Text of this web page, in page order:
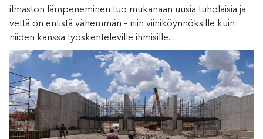
ilmaston lämpeneminen tuo mukanaan uusia tuholaisia ja
vettä on entistä vähemmän – niin viiniköynnöksille kuin
niiden kanssa työskenteleville ihmisille.